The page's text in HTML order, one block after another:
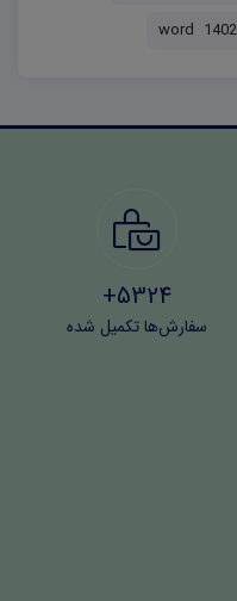
5324+
سفارش‌ها تکمیل شده